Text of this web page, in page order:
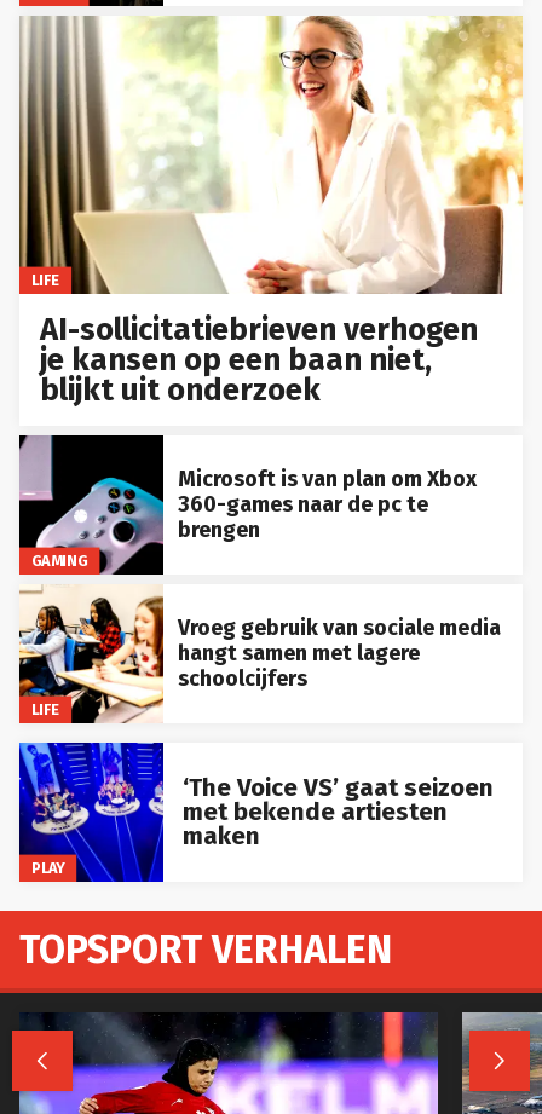
LIFE
AI-sollicitatiebrieven verhogen
je kansen op een baan niet,
blijkt uit onderzoek
GAMING
Microsoft is van plan om Xbox
360-games naar de pc te
brengen
LIFE
Vroeg gebruik van sociale media
hangt samen met lagere
schoolcijfers
PLAY
‘The Voice VS’ gaat seizoen
met bekende artiesten
maken
TOPSPORT VERHALEN
 